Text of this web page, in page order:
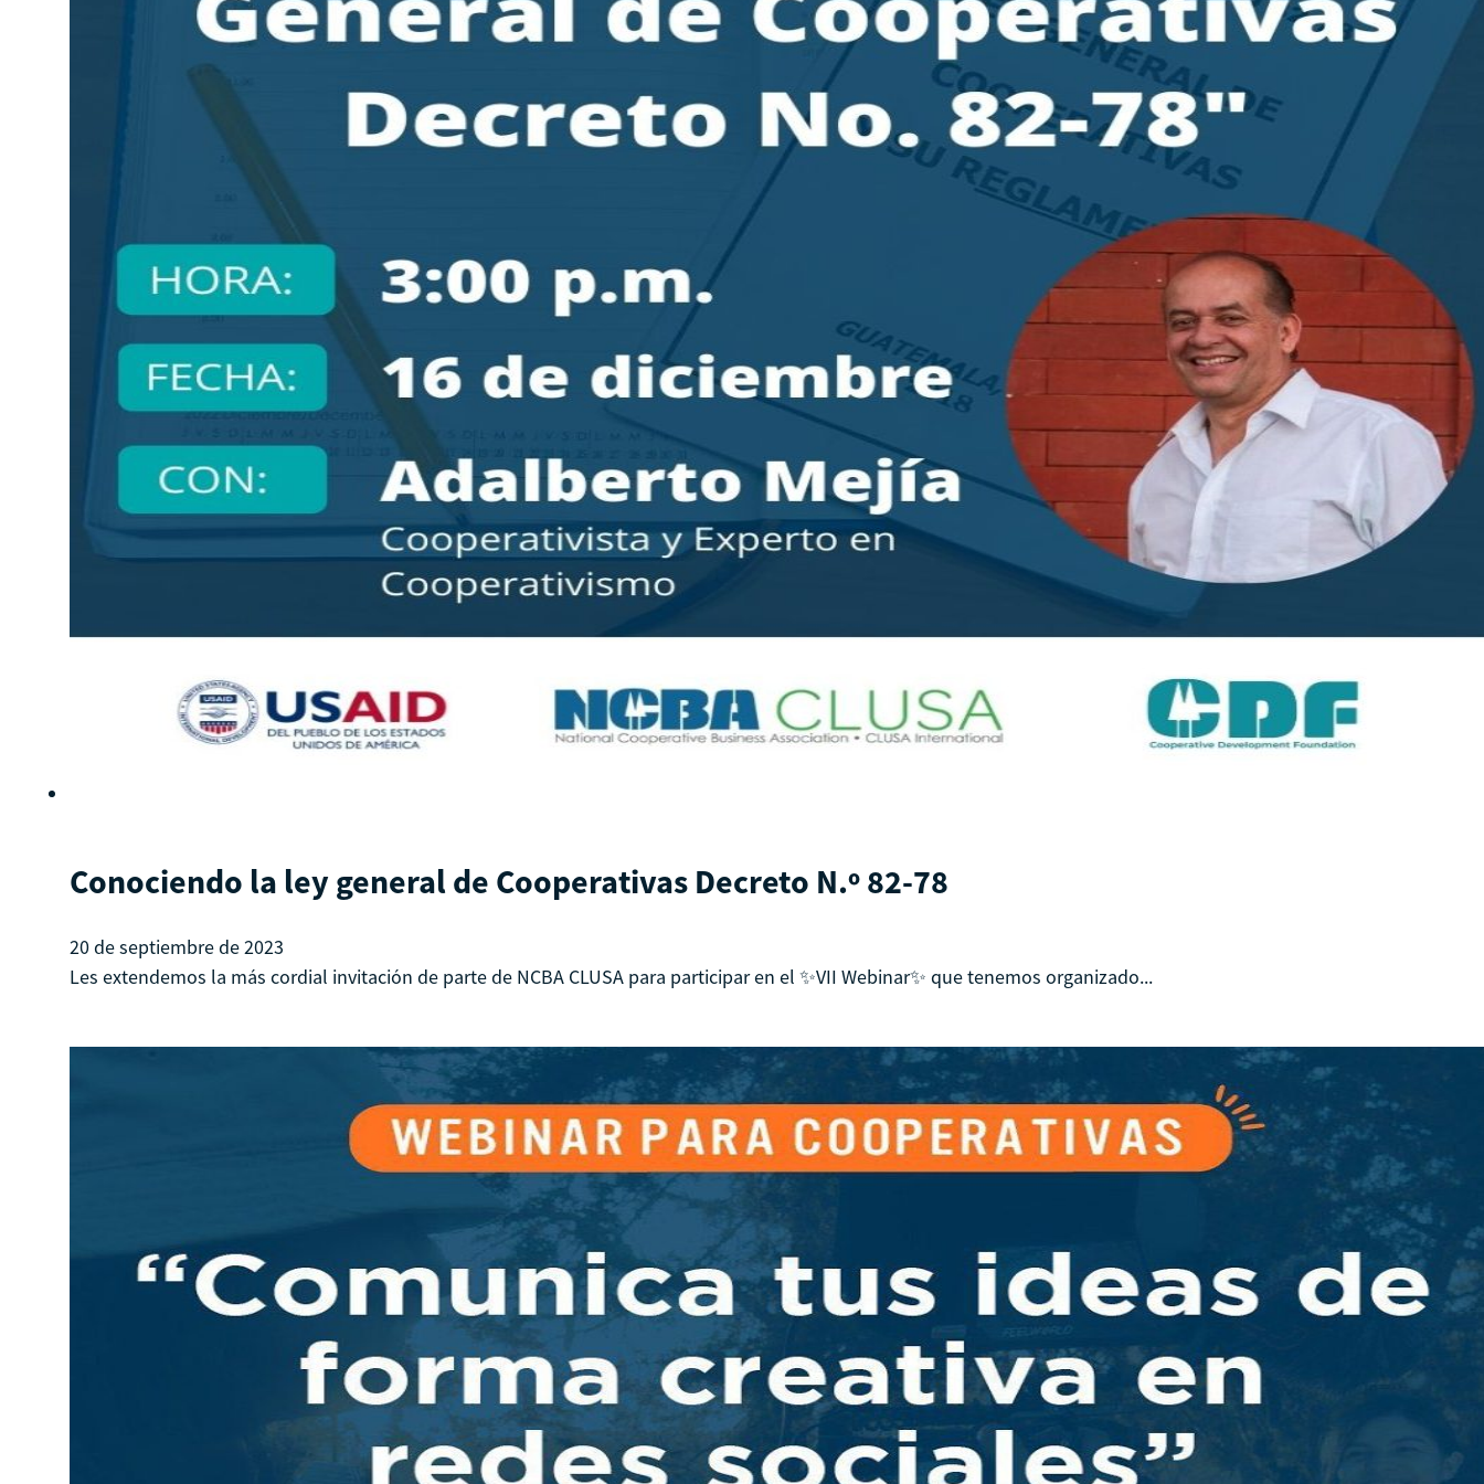
Conociendo la ley general de Cooperativas Decreto N.º 82-78
20 de septiembre de 2023
Les extendemos la más cordial invitación de parte de NCBA CLUSA para participar en el ✨VII Webinar✨ que tenemos organizado...